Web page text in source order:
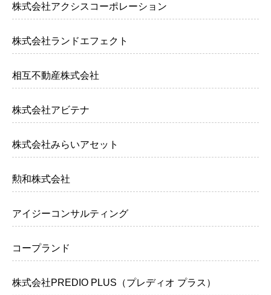
株式会社アクシスコーポレーション
株式会社ランドエフェクト
相互不動産株式会社
株式会社アビテナ
株式会社みらいアセット
勲和株式会社
アイジーコンサルティング
コープランド
株式会社PREDIO PLUS（プレディオ プラス）